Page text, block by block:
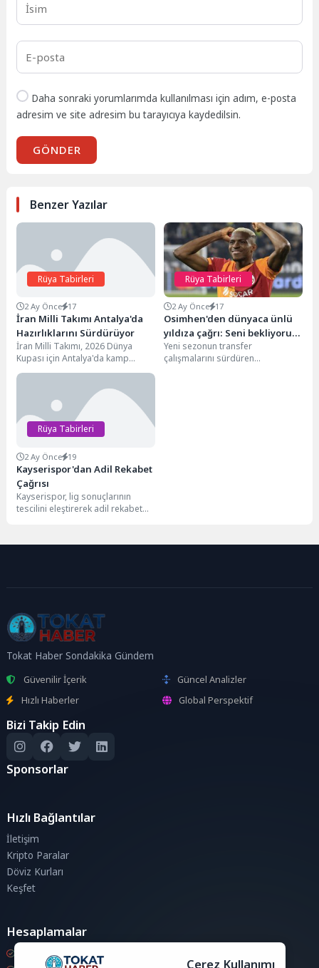
Daha sonraki yorumlarımda kullanılması için adım, e-posta
adresim ve site adresim bu tarayıcıya kaydedilsin.
GÖNDER
Benzer Yazılar
Rüya Tabirleri
2 Ay Önce 17
İran Milli Takımı Antalya'da
Hazırlıklarını Sürdürüyor
İran Milli Takımı, 2026 Dünya
Kupası için Antalya'da kamp
yapıyor ve zihinsel dinlenme
Rüya Tabirleri
2 Ay Önce 17
Osimhen'den dünyaca ünlü
yıldıza çağrı: Seni bekliyoruz,
bu ailenin bir parçası ol
Yeni sezonun transfer
çalışmalarını sürdüren
Rüya Tabirleri
2 Ay Önce 19
Kayserispor'dan Adil Rekabet
Çağrısı
Kayserispor, lig sonuçlarının
tescilini eleştirerek adil rekabet
Tokat Haber Sondakika Gündem
Güvenilir İçerik
Güncel Analizler
Hızlı Haberler
Global Perspektif
Bizi Takip Edin
Sponsorlar
Hızlı Bağlantılar
İletişim
Kripto Paralar
Döviz Kurları
Keşfet
Hesaplamalar
Kripto Para Hesaplama
Çerez Kullanımı